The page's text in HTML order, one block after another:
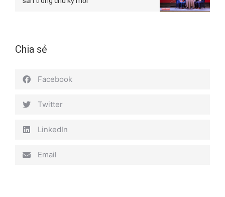
Chia sẻ
Facebook
Twitter
LinkedIn
Email